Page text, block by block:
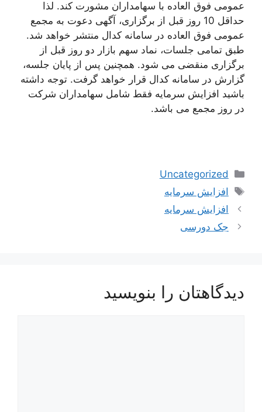
عمومی فوق العاده با سهامداران مشورت کند. لذا
حداقل 10 روز قبل از برگزاری، آگهی دعوت به مجمع
عمومی فوق العاده در سامانه کدال منتشر خواهد شد.
طبق تمامی جلسات، نماد سهم بازار دو روز قبل از
برگزاری منقضی می شود. همچنین پس از پایان جلسه،
گزارش در سامانه کدال قرار خواهد گرفت. توجه داشته
باشید افزایش سرمایه فقط شامل سهامداران شرکت
در روز مجمع می باشد.
دسته‌ها
Uncategorized
برچسب‌ها
افزایش سرمایه
ناوبری
نوشته‌ها
افزایش سرمایه
جک دورسی
دیدگاهتان را بنویسید